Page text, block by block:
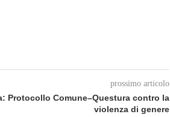
prossimo articolo
Protocollo Comune–Questura contro la
violenza di genere